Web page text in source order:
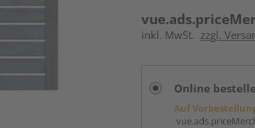
inkl. MwSt. zzgl.
Online
Auf